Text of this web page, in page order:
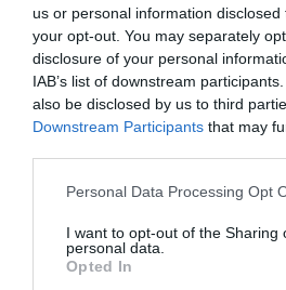
us or personal information
your opt-out. You may separately
disclosure of your personal
IAB’s list of downstream
also be disclosed by us to third
Downstream Participants that may
Please note that this website/app
not limited to your visit or usage
grant or deny consent to Google
use your data for below specified
Personal Data Processing Opt
I want to opt-out of the Sharing
personal data.
Opted In
ΡΟΗ ΕΙΔΗΣΕΩΝ
Το χρηματοδοτούμενο
από την ΕΕ έργο “The
Gaming Police”
ενισχύει την ασφάλεια
των παιδιών στο
ΑΑΔΕ: Διευκρινίσεις
παραβάσεις που
αφορούν τους ΦΗΜ
31.07.2026